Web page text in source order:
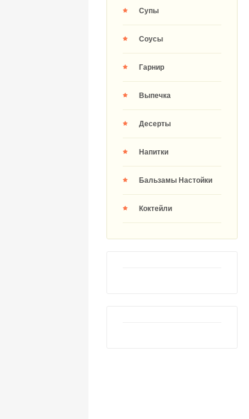
Супы
Соусы
Гарнир
Выпечка
Десерты
Напитки
Бальзамы Настойки
Коктейли